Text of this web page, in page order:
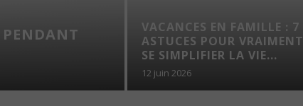
PENDANT
VACANCES EN FAMILLE : 7
ASTUCES POUR VRAIMENT
SE SIMPLIFIER LA VIE...
12 juin 2026